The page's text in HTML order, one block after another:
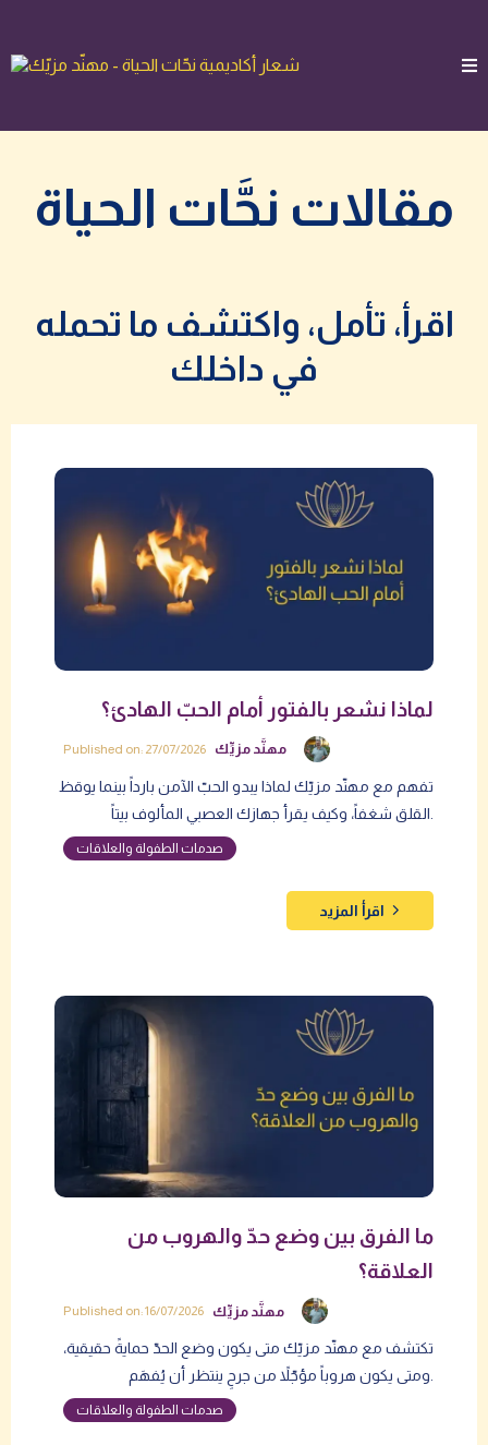
مقالات نحَّات الحياة
اقرأ، تأمل، واكتشف ما تحمله
في داخلك
لماذا نشعر بالفتور أمام الحبّ الهادئ؟
مهنَّد مزيِّك Published on: 27/07/2026
تفهم مع مهنّد مزيّك لماذا يبدو الحبّ الآمن بارداً بينما يوقظ
صدمات الطفولة والعلاقات
اقرأ المزيد
ما الفرق بين وضع حدّ والهروب من
العلاقة؟
مهنَّد مزيِّك Published on: 16/07/2026
تكتشف مع مهنّد مزيّك متى يكون وضع الحدّ حمايةً حقيقية،
صدمات الطفولة والعلاقات